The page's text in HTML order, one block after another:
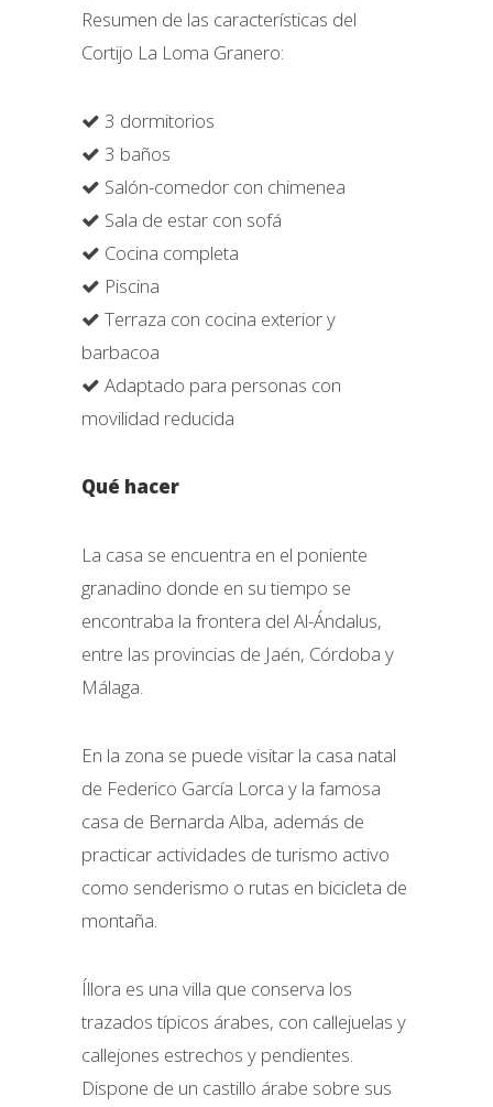
Resumen de las características del
Cortijo La Loma Granero:
3 dormitorios
3 baños
Salón-comedor con chimenea
Sala de estar con sofá
Cocina completa
Piscina
Terraza con cocina exterior y
barbacoa
Adaptado para personas con
movilidad reducida
Qué hacer
La casa se encuentra en el poniente
granadino donde en su tiempo se
encontraba la frontera del Al-Ándalus,
entre las provincias de Jaén, Córdoba y
Málaga.
En la zona se puede visitar la casa natal
de Federico García Lorca y la famosa
casa de Bernarda Alba, además de
practicar actividades de turismo activo
como senderismo o rutas en bicicleta de
montaña.
Íllora es una villa que conserva los
trazados típicos árabes, con callejuelas y
callejones estrechos y pendientes.
Dispone de un castillo árabe sobre sus